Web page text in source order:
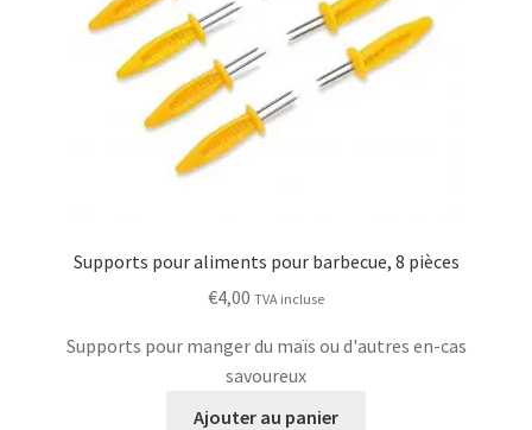
Supports pour aliments pour barbecue, 8 pièces
€4,00 TVA incluse
Supports pour manger du maïs ou d'autres en-cas
savoureux
Ajouter au panier